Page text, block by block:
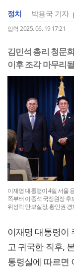
정치 박용국 기자
입력 2025. 06. 19 17:21
김민석 총리 청문
이후 조각 마무리
이재명 대통령이 4일 서울
쪽부터 이종석 국정원장 후
위성락 안보실장, 황인권
이재명 대통령이
고 귀국한 직후,
통령실에 따르면